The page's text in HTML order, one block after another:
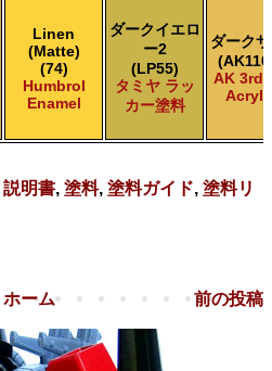
Linen
(Matte)
(74)
Humbrol
Enamel
ダークイエロ
ー2
(LP55)
タミヤ ラッ
カー塗料
ダーク
AK 3rd
説明書, 塗料, 塗料ガイド, 塗料リ
前の投稿
ホーム